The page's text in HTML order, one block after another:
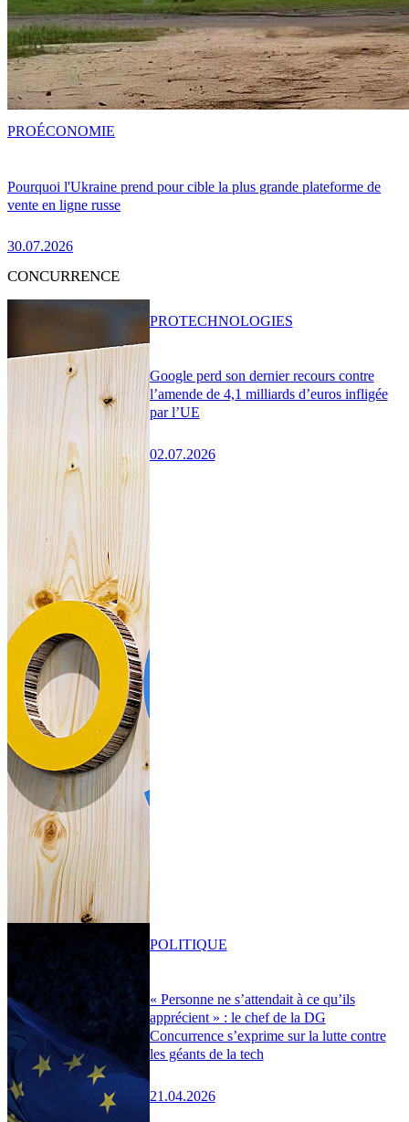
Pourquoi l'Ukraine prend pour cible la plus grande plateforme de
vente en ligne russe
30.07.2026
PROÉCONOMIE
CONCURRENCE
Google perd son dernier recours contre
l’amende de 4,1 milliards d’euros infligée
par l’UE
02.07.2026
PROTECHNOLOGIES
« Personne ne s’attendait à ce qu’ils
apprécient » : le chef de la DG
Concurrence s’exprime sur la lutte contre
les géants de la tech
21.04.2026
POLITIQUE